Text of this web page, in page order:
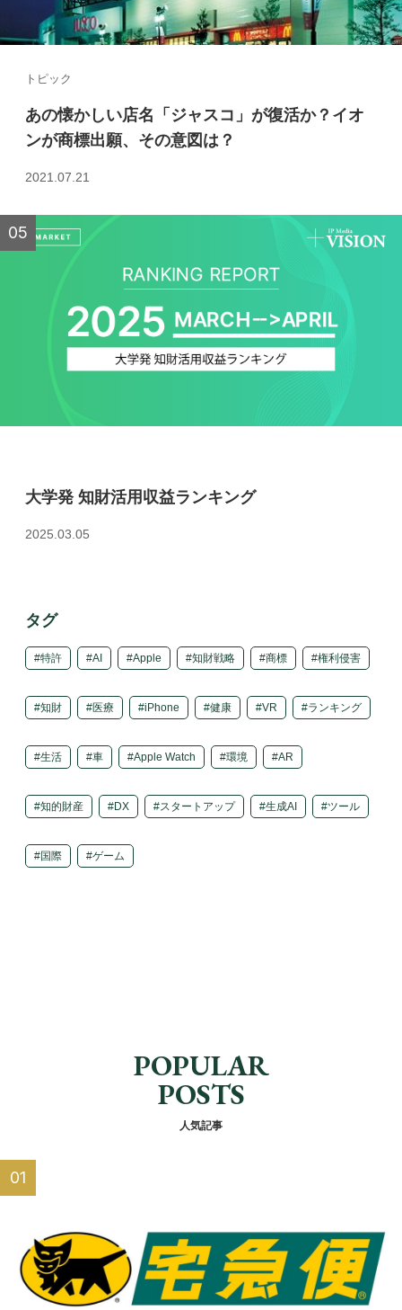
トピック
あの懐かしい店名「ジャスコ」が復活か？イオ
ンが商標出願、その意図は？
2021.07.21
大学発 知財活用収益ランキング
2025.03.05
タグ
特許 AI Apple 知財戦略 商標 権利侵害
知財 医療 iPhone 健康 VR ランキング
生活 車 Apple Watch 環境 AR
知的財産 DX スタートアップ 生成AI ツール
国際 ゲーム
POPULAR
POSTS
人気記事